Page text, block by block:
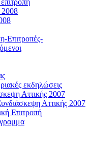
2008
Επιτροπές-
εκδηλώσεις
Αττικής 2007
Αττικής 2007
Επιτροπή